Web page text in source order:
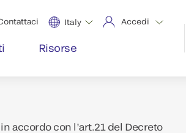
Italy Accedi
Risorse
accordo con l’art.21 del Decreto